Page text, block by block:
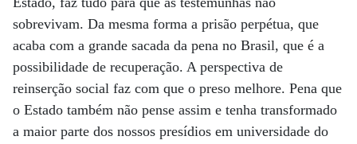
sobrevivam. Da mesma forma a prisão perpétua, que
acaba com a grande sacada da pena no Brasil, que é a
possibilidade de recuperação. A perspectiva de
reinserção social faz com que o preso melhore. Pena que
o Estado também não pense assim e tenha transformado
a maior parte dos nossos presídios em universidade do